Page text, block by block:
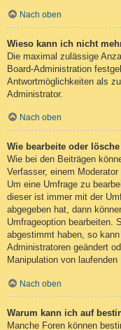
Nach oben
Wieso kann ich nicht
Die maximal zulässige
Board-Administration
Antwortmöglichkeiten als
Administrator.
Nach oben
Wie bearbeite oder
Wie bei den Beiträgen
Verfasser, einem
Um eine Umfrage zu
dieser ist immer mit der
abgegeben hat, dann
Umfrageoption bearbeiten.
abgestimmt haben, so
Administratoren geändert
Manipulation von
Nach oben
Warum kann ich auf
Manche Foren können